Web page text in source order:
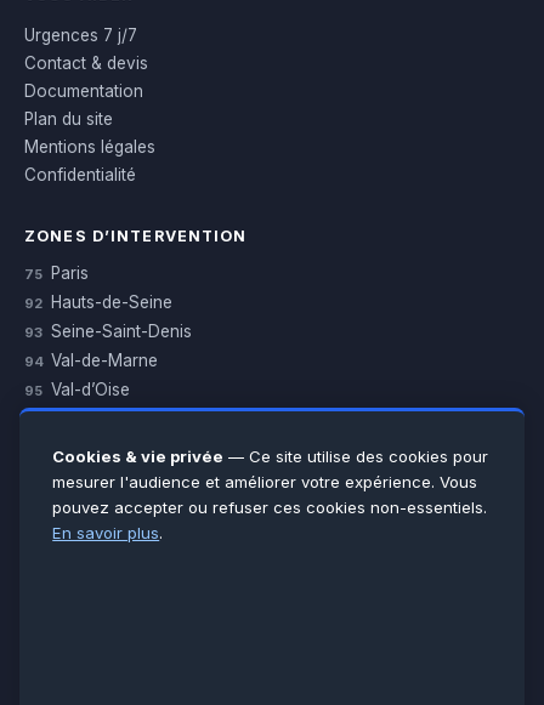
Urgences 7 j/7
Contact & devis
Documentation
Plan du site
Mentions légales
Confidentialité
ZONES D’INTERVENTION
75 Paris
92 Hauts-de-Seine
93 Seine-Saint-Denis
94 Val-de-Marne
95 Val-d’Oise
Essonne
Seine-et-Marne
Voir toutes les villes →
Cookies & vie privée — Ce site utilise des cookies pour
mesurer l'audience et améliorer votre expérience. Vous
pouvez accepter ou refuser ces cookies non-essentiels.
En savoir plus.